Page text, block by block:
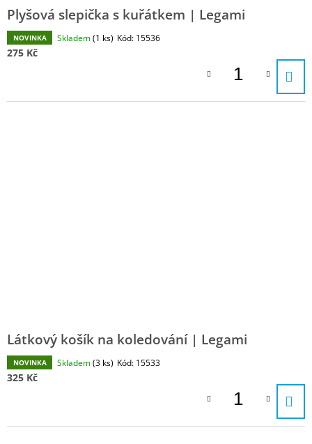
Plyšová slepička s kuřátkem | Legami
NOVINKA Skladem(1 ks) Kód: 15536
275 Kč
Látkový košík na koledování | Legami
NOVINKA Skladem(3 ks) Kód: 15533
325 Kč